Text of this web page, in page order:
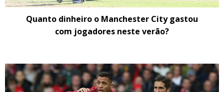
Quanto dinheiro o Manchester City gastou
com jogadores neste verão?